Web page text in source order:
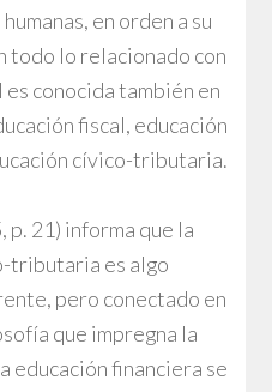
en orden a su
todo lo relacionado con
conocida también en
fiscal, educación
cívico-tributaria.
21) informa que la
tributaria es algo
pero conectado en
que impregna la
educación financiera se